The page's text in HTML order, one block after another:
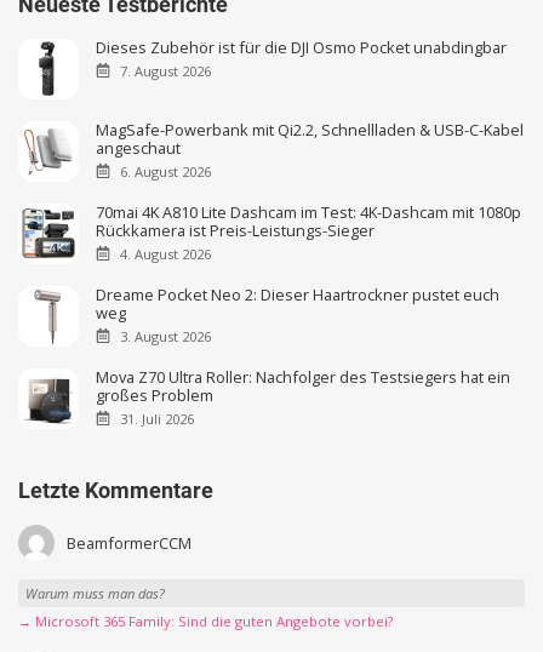
Dieses Zubehör ist für die DJI Osmo Pocket unabdingbar
7. August 2026
MagSafe-Powerbank mit Qi2.2, Schnellladen & USB-C-Kabel
angeschaut
6. August 2026
70mai 4K A810 Lite Dashcam im Test: 4K-Dashcam mit 1080p
Rückkamera ist Preis-Leistungs-Sieger
4. August 2026
Dreame Pocket Neo 2: Dieser Haartrockner pustet euch
weg
3. August 2026
Mova Z70 Ultra Roller: Nachfolger des Testsiegers hat ein
großes Problem
31. Juli 2026
Letzte Kommentare
BeamformerCCM
Warum muss man das?
→ Microsoft 365 Family: Sind die guten Angebote vorbei?